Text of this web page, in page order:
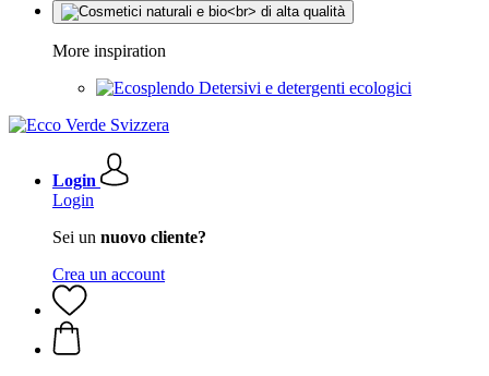
More inspiration
Detersivi e detergenti ecologici
Login
Login
Sei un nuovo cliente?
Crea un account